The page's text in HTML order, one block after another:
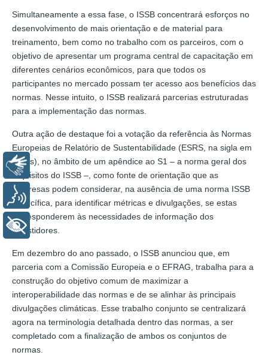
Simultaneamente a essa fase, o ISSB concentrará esforços no
desenvolvimento de mais orientação e de material para
treinamento, bem como no trabalho com os parceiros, com o
objetivo de apresentar um programa central de capacitação em
diferentes cenários econômicos, para que todos os
participantes no mercado possam ter acesso aos benefícios das
normas. Nesse intuito, o ISSB realizará parcerias estruturadas
para a implementação das normas.
Outra ação de destaque foi a votação da referência às Normas
Europeias de Relatório de Sustentabilidade (ESRS, na sigla em
inglês), no âmbito de um apêndice ao S1 – a norma geral dos
requisitos do ISSB –, como fonte de orientação que as
empresas podem considerar, na ausência de uma norma ISSB
específica, para identificar métricas e divulgações, se estas
corresponderem às necessidades de informação dos
investidores.
Em dezembro do ano passado, o ISSB anunciou que, em
parceria com a Comissão Europeia e o EFRAG, trabalha para a
construção do objetivo comum de maximizar a
interoperabilidade das normas e de se alinhar às principais
divulgações climáticas. Esse trabalho conjunto se centralizará
agora na terminologia detalhada dentro das normas, a ser
completado com a finalização de ambos os conjuntos de
normas.
Libras
Voz
+ Acessibilidade